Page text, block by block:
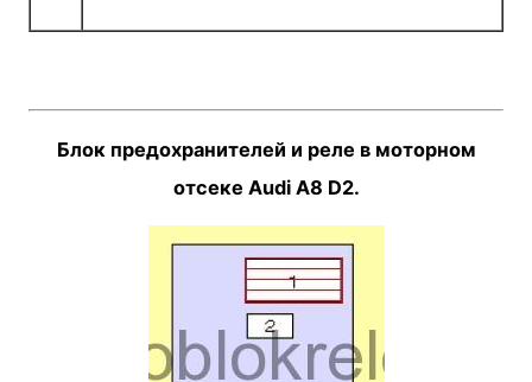
Блок предохранителей и реле в моторном
отсеке Audi A8 D2.